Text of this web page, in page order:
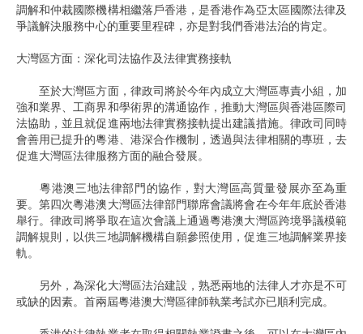
調解和仲裁國際機構相繼落戶香港，是香港作為亞太區國際法律及
爭議解決服務中心的重要里程碑，亦是對我們香港法治的肯定。
大灣區方面：深化司法協作及法律實務接軌
至於大灣區方面，律政司將於今年內成立大灣區專責小組，加
強和業界、工商界和學術界的溝通協作，推動大灣區與香港區際司
法協助，並且就促進兩地法律實務接軌提出建議措施。律政司同時
會善用已提升的粵港、港深合作機制，透過與法律相關的專班，去
促進大灣區法律服務方面的融合發展。
粵港澳三地法律部門的協作，對大灣區高質量發展亦至為重
要。第四次粵港澳大灣區法律部門聯席會議將會在今年年底於香港
舉行。律政司將爭取在這次會議上通過粵港澳大灣區跨境爭議模範
調解規則，以供三地調解機構自願參照使用，促進三地調解業界接
軌。
另外，為深化大灣區法治建設，熟悉兩地的法律人才亦是不可
或缺的因素。首兩屆粵港澳大灣區律師執業考試亦已順利完成。